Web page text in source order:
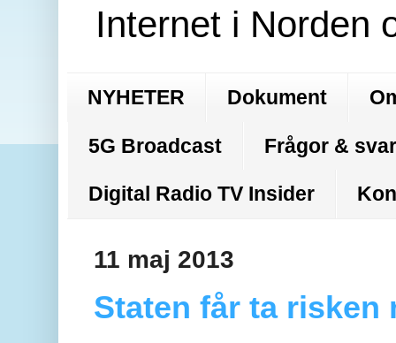
Internet i Norden
NYHETER Dokument
5G Broadcast Frågor &
Digital Radio TV Insider
11 maj 2013
Staten får ta risken